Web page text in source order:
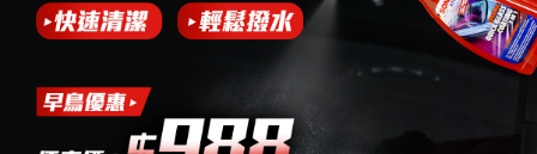
加入購物車 加入購物車
✨官網獨家